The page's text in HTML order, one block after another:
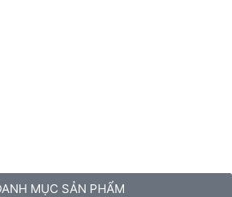
MỤC SẢN PHẨM